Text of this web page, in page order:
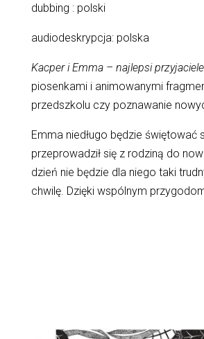
dubbing : polski
audiodeskrypcja: polska
Kacper i Emma – najlepsi przyjaciele
piosenkami i animowanymi
przedszkolu czy poznawanie
Emma niedługo będzie
przeprowadził się z rodziną do
dzień nie będzie dla niego taki
chwilę. Dzięki wspólnym